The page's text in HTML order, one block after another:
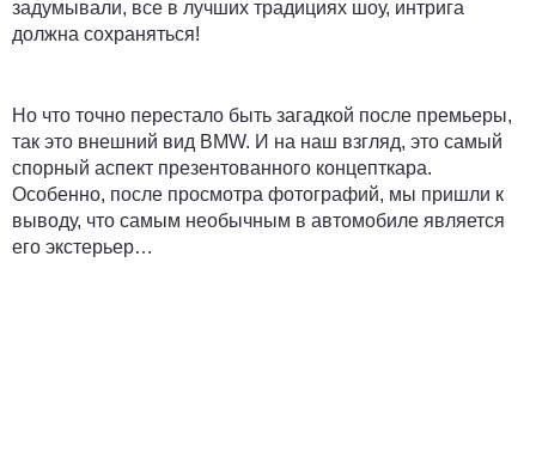
задумывали, все в лучших традициях шоу, интрига
должна сохраняться!
Но что точно перестало быть загадкой после премьеры,
так это внешний вид BMW. И на наш взгляд, это самый
спорный аспект презентованного концепткара.
Особенно, после просмотра фотографий, мы пришли к
выводу, что самым необычным в автомобиле является
его экстерьер…